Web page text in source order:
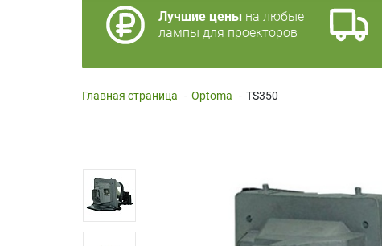
Лучшие цены на любые
лампы для проекторов
Главная страница - Optoma - TS350